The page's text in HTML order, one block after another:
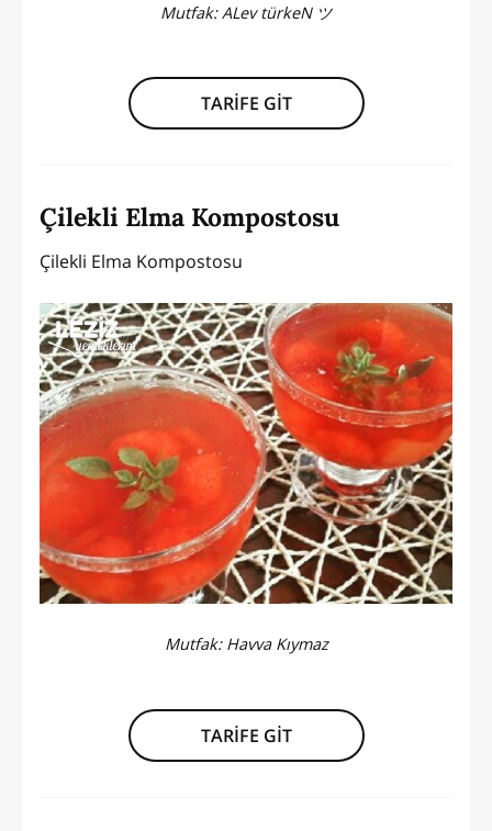
Mutfak:ALev türkeN ツ
TARİFE GİT
Çilekli Elma Kompostosu
Çilekli Elma Kompostosu
Mutfak: Havva Kıymaz
TARİFE GİT